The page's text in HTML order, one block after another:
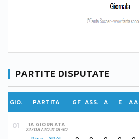
PARTITE DISPUTATE
GIO. PARTITA GF ASS. A E AA
1A GIORNATA
22/08/2021 18:30